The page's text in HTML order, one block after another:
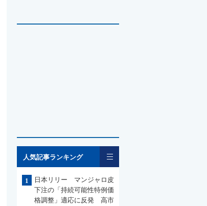
人気記事ランキング
1
日本リリー マンジャロ皮
下注の「持続可能性特例価
格調整」適応に反発 高市